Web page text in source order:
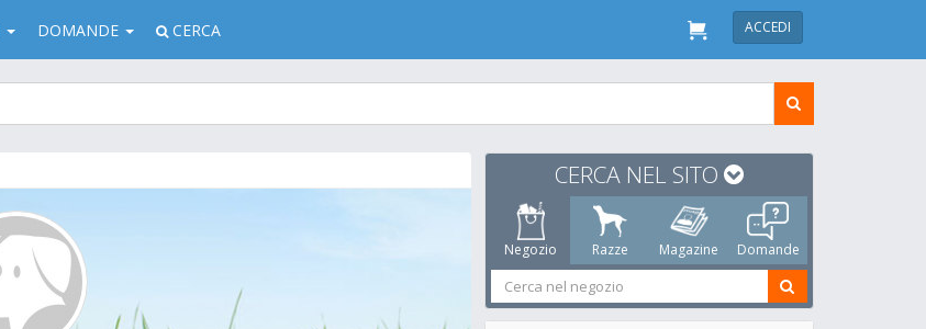
DOMANDE CERCA ACCEDI
CERCA NEL SITO
Negozio Razze Magazine Domande